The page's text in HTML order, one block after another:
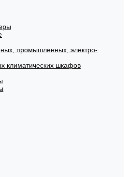
промышленных, электро-
климатических шкафов